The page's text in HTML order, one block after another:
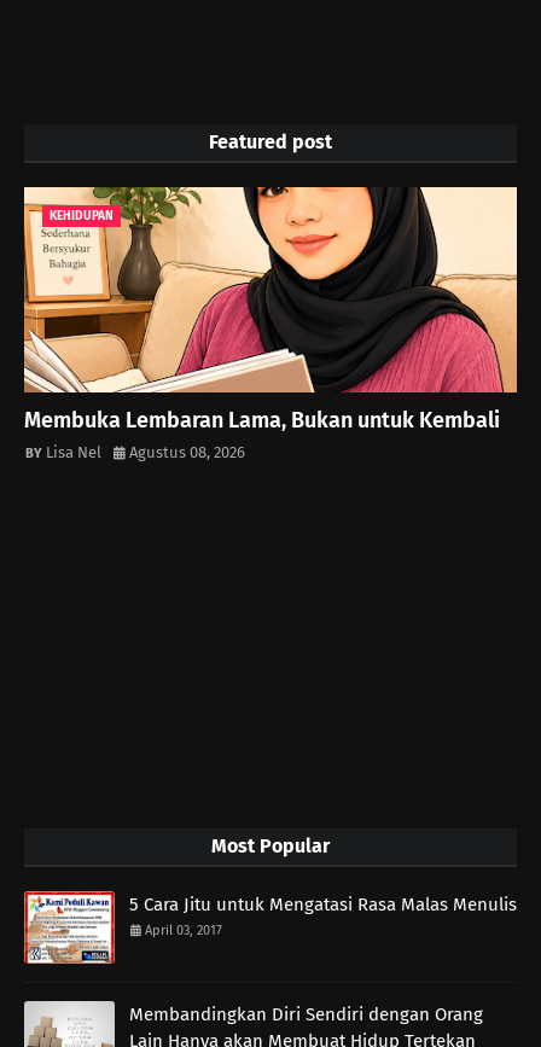
Featured post
KEHIDUPAN
Membuka Lembaran Lama, Bukan untuk Kembali
Lisa Nel Agustus 08, 2026
Most Popular
5 Cara Jitu untuk Mengatasi Rasa Malas Menulis
April 03, 2017
Membandingkan Diri Sendiri dengan Orang
Lain Hanya akan Membuat Hidup Tertekan